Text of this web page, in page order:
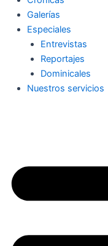
Galerías
Especiales
Entrevistas
Reportajes
Dominicales
Nuestros servicios